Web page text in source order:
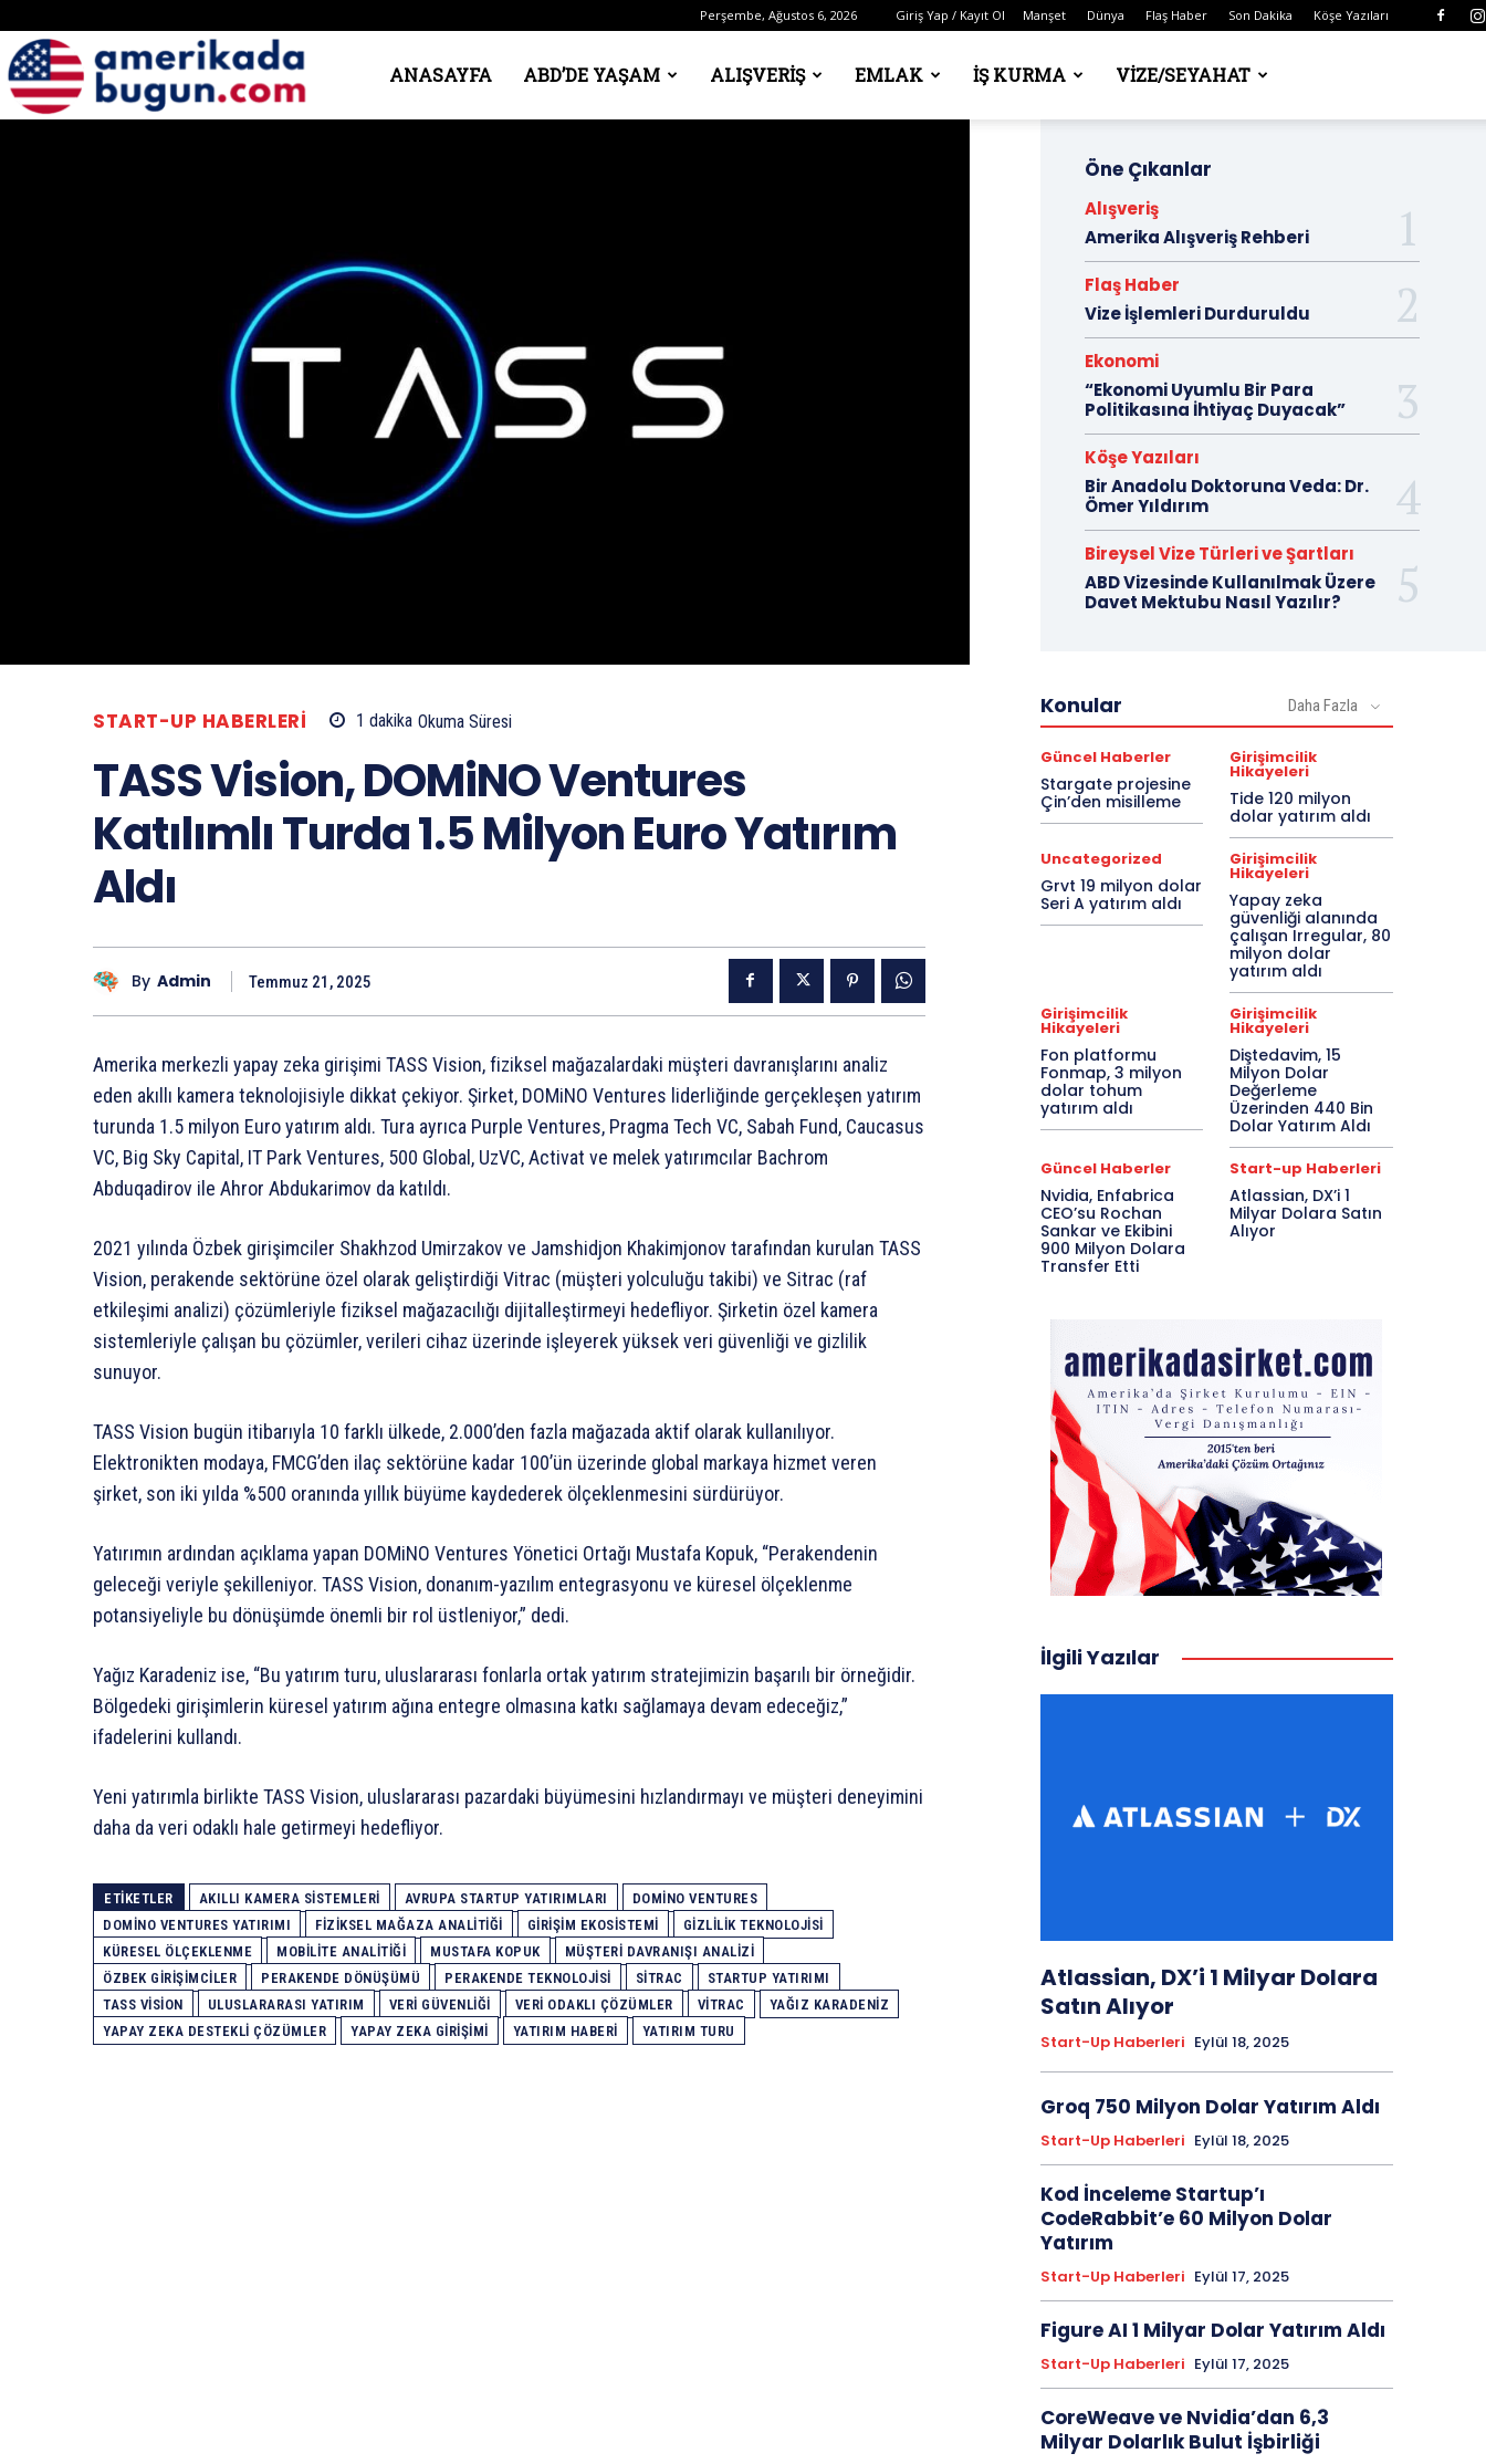
Perşembe, Ağustos 6, 2026 Giriş Yap / Kayıt Ol Manşet Dünya Flaş Haber Son Dakika Köşe Yazıları
Amerika’daANASAYFA ABD’DE YAŞAM ALIŞVERIŞ EMLAK İŞ KURMA VIZE/SEYAHAT
START-UP HABERLERI 1 dakika Okuma Süresi
TASS Vision, DOMiNO Ventures
Katılımlı Turda 1.5 Milyon Euro Yatırım
Aldı
By Admin Temmuz 21, 2025
Amerika merkezli yapay zeka girişimi TASS Vision, fiziksel mağazalardaki müşteri davranışlarını analiz
eden akıllı kamera teknolojisiyle dikkat çekiyor. Şirket, DOMiNO Ventures liderliğinde gerçekleşen yatırım
turunda 1.5 milyon Euro yatırım aldı. Tura ayrıca Purple Ventures, Pragma Tech VC, Sabah Fund, Caucasus
VC, Big Sky Capital, IT Park Ventures, 500 Global, UzVC, Activat ve melek yatırımcılar Bachrom
Abduqadirov ile Ahror Abdukarimov da katıldı.
2021 yılında Özbek girişimciler Shakhzod Umirzakov ve Jamshidjon Khakimjonov tarafından kurulan TASS
Vision, perakende sektörüne özel olarak geliştirdiği Vitrac (müşteri yolculuğu takibi) ve Sitrac (raf
etkileşimi analizi) çözümleriyle fiziksel mağazacılığı dijitalleştirmeyi hedefliyor. Şirketin özel kamera
sistemleriyle çalışan bu çözümler, verileri cihaz üzerinde işleyerek yüksek veri güvenliği ve gizlilik
sunuyor.
TASS Vision bugün itibarıyla 10 farklı ülkede, 2.000’den fazla mağazada aktif olarak kullanılıyor.
Elektronikten modaya, FMCG’den ilaç sektörüne kadar 100’ün üzerinde global markaya hizmet veren
şirket, son iki yılda %500 oranında yıllık büyüme kaydederek ölçeklenmesini sürdürüyor.
Yatırımın ardından açıklama yapan DOMiNO Ventures Yönetici Ortağı Mustafa Kopuk, “Perakendenin
geleceği veriyle şekilleniyor. TASS Vision, donanım-yazılım entegrasyonu ve küresel ölçeklenme
potansiyeliyle bu dönüşümde önemli bir rol üstleniyor,” dedi.
Yağız Karadeniz ise, “Bu yatırım turu, uluslararası fonlarla ortak yatırım stratejimizin başarılı bir örneğidir.
Bölgedeki girişimlerin küresel yatırım ağına entegre olmasına katkı sağlamaya devam edeceğiz,”
ifadelerini kullandı.
Yeni yatırımla birlikte TASS Vision, uluslararası pazardaki büyümesini hızlandırmayı ve müşteri deneyimini
daha da veri odaklı hale getirmeyi hedefliyor.
ETIKETLER AKILLI KAMERA SISTEMLERI AVRUPA STARTUP YATIRIMLARI
DOMINO VENTURES
DOMINO VENTURES YATIRIMI
FIZIKSEL MAĞAZA ANALITIĞI GIRIŞIM EKOSISTEMI
GIZLILIK TEKNOLOJISI
KÜRESEL ÖLÇEKLENME
MOBILITE ANALITIĞI MUSTAFA KOPUK
MÜŞTERI DAVRANIŞI ANALIZI
ÖZBEK GIRIŞIMCILER
PERAKENDE DÖNÜŞÜMÜ PERAKENDE TEKNOLOJISI SITRAC
STARTUP YATIRIMI
TASS VISION
ULUSLARARASI YATIRIM VERI GÜVENLIĞI VERI ODAKLI ÇÖZÜMLER VITRAC
YAĞIZ KARADENIZ
YAPAY ZEKA DESTEKLI ÇÖZÜMLER
YAPAY ZEKA GIRIŞIMI YATIRIM HABERI YATIRIM TURU
Öne Çıkanlar
Alışveriş
Amerika Alışveriş Rehberi
Flaş Haber
Vize İşlemleri Durduruldu
Ekonomi
“Ekonomi Uyumlu Bir Para
Politikasına İhtiyaç Duyacak”
Köşe Yazıları
Bir Anadolu Doktoruna Veda: Dr.
Ömer Yıldırım
Bireysel Vize Türleri ve Şartları
ABD Vizesinde Kullanılmak Üzere
Davet Mektubu Nasıl Yazılır?
Konular Daha Fazla
Güncel Haberler
Stargate projesine
Çin’den misilleme
Girişimcilik
Hikayeleri
Tide 120 milyon
dolar yatırım aldı
Uncategorized
Grvt 19 milyon dolar
Seri A yatırım aldı
Girişimcilik
Hikayeleri
Yapay zeka
güvenliği alanında
çalışan Irregular, 80
milyon dolar
yatırım aldı
Girişimcilik
Hikayeleri
Fon platformu
Fonmap, 3 milyon
dolar tohum
yatırım aldı
Girişimcilik
Hikayeleri
Diştedavim, 15
Milyon Dolar
Değerleme
Üzerinden 440 Bin
Dolar Yatırım Aldı
Güncel Haberler
Nvidia, Enfabrica
CEO’su Rochan
Sankar ve Ekibini
900 Milyon Dolara
Transfer Etti
Start-up Haberleri
Atlassian, DX’i 1
Milyar Dolara Satın
Alıyor
İlgili Yazılar
Atlassian, DX’i 1 Milyar Dolara
Satın Alıyor
Start-Up Haberleri Eylül 18, 2025
Groq 750 Milyon Dolar Yatırım Aldı
Start-Up Haberleri Eylül 18, 2025
Kod İnceleme Startup’ı
CodeRabbit’e 60 Milyon Dolar
Yatırım
Start-Up Haberleri Eylül 17, 2025
Figure AI 1 Milyar Dolar Yatırım Aldı
Start-Up Haberleri Eylül 17, 2025
CoreWeave ve Nvidia’dan 6,3
Milyar Dolarlık Bulut İşbirliği